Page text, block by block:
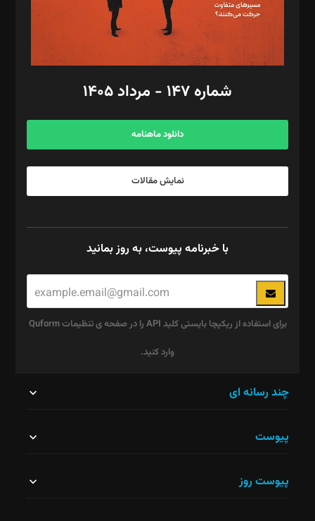
گرافیک و صفحه‌آرایی: سید‌سبحان‌علی ثابت
مد‌یر توسعه تجاری: کامبیز برید‌
امور مالی: شاپور رهبری، محمد‌ کاظمی‌نیا
آگهی و مشترکین: ۰۹۱۹۹۹۹۰۴۵۴
شماره ۱۴۷ - مرداد ۱۴۰۵
دانلود ماهنامه
نمایش مقالات
با خبرنامه پیوست، به روز بمانید
برای استفاده از ریکپچا بایستی کلید API را در صفحه ی تنظیمات Quform
وارد کنید.
نباید
چند رسانه ای
پیوست
پیوست روز